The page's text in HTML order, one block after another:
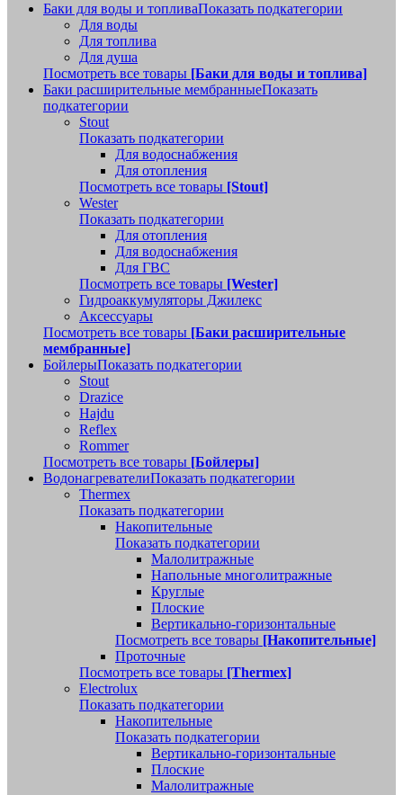
Баки для воды и топливаПоказать подкатегории
Для воды
Для топлива
Для душа
Посмотреть все товары [Баки для воды и топлива]
Баки расширительные мембранныеПоказать
подкатегории
Stout
Показать подкатегории
Для водоснабжения
Для отопления
Посмотреть все товары [Stout]
Wester
Показать подкатегории
Для отопления
Для водоснабжения
Для ГВС
Посмотреть все товары [Wester]
Гидроаккумуляторы Джилекс
Аксессуары
Посмотреть все товары [Баки расширительные
мембранные]
БойлерыПоказать подкатегории
Stout
Drazice
Hajdu
Reflex
Rommer
Посмотреть все товары [Бойлеры]
ВодонагревателиПоказать подкатегории
Thermex
Показать подкатегории
Накопительные
Показать подкатегории
Малолитражные
Напольные многолитражные
Круглые
Плоские
Вертикально-горизонтальные
Посмотреть все товары [Накопительные]
Проточные
Посмотреть все товары [Thermex]
Electrolux
Показать подкатегории
Накопительные
Показать подкатегории
Вертикально-горизонтальные
Плоские
Малолитражные